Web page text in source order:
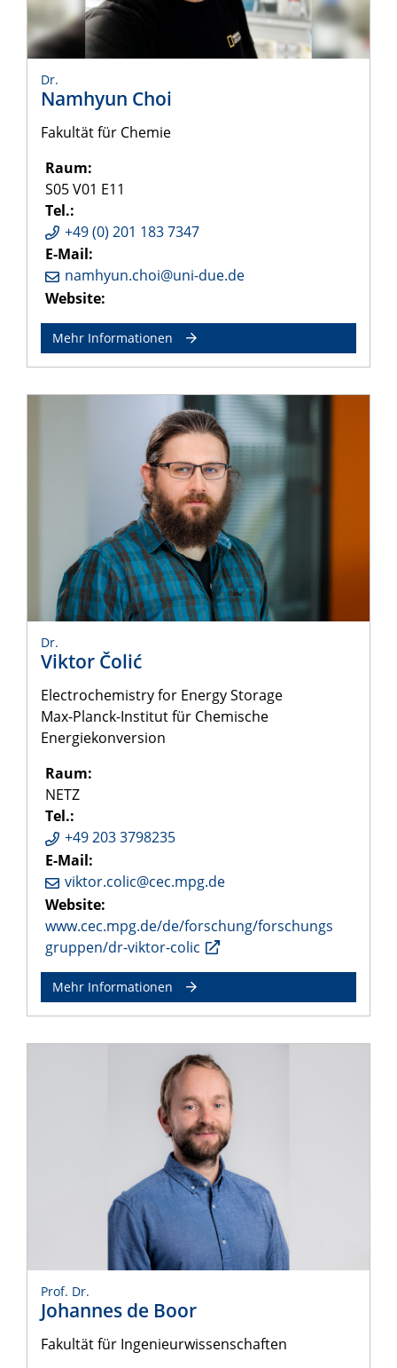
Dr.
Namhyun Choi
Fakultät für Chemie
Raum:
S05 V01 E11
Tel.:
+49 (0) 201 183 7347
E-Mail:
namhyun.choi@uni-due.de
Website:
Mehr Informationen
Dr.
Viktor Čolić
Electrochemistry for Energy Storage
Max-Planck-Institut für Chemische
Energiekonversion
Raum:
NETZ
Tel.:
+49 203 3798235
E-Mail:
viktor.colic@cec.mpg.de
Website:
www.cec.mpg.de/de/forschung/forschungs
gruppen/dr-viktor-colic
Mehr Informationen
Prof. Dr.
Johannes de Boor
Fakultät für Ingenieurwissenschaften